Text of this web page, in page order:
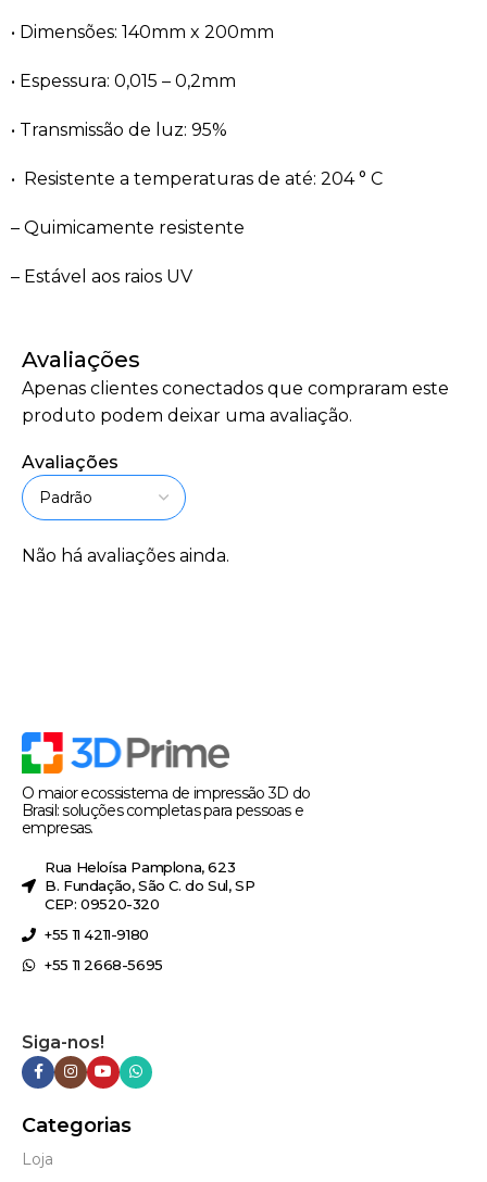
• Dimensões: 140mm x 200mm
• Espessura: 0,015 – 0,2mm
• Transmissão de luz: 95%
• Resistente a temperaturas de até: 204 ° C
– Quimicamente resistente
– Estável aos raios UV
Avaliações
Avaliações
Não há avaliações ainda.
Apenas clientes conectados que compraram este
produto podem deixar uma avaliação.
O maior ecossistema de impressão 3D do
Brasil: soluções completas para pessoas e
empresas.
Rua Heloísa Pamplona, 623
B. Fundação, São C. do Sul, SP
CEP: 09520-320
+55 11 4211-9180
+55 11 2668-5695
Siga-nos!
Categorias
Loja